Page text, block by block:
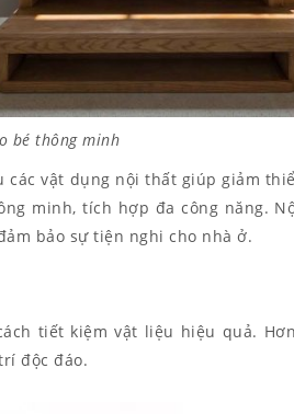
bé thông minh
các vật dụng nội thất giúp giảm
minh, tích hợp đa công năng.
bảo sự tiện nghi cho nhà ở.
tiết kiệm vật liệu hiệu quả.
độc đáo.